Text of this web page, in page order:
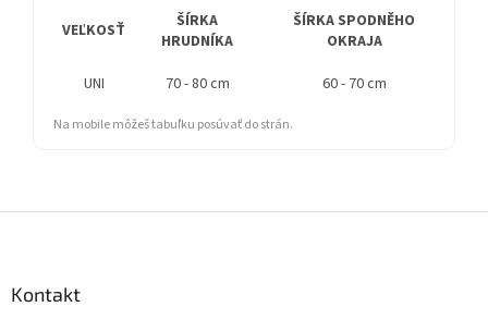
VEĽKOSŤ
ŠÍRKA
HRUDNÍKA
ŠÍRKA SPODNĚHO
OKRAJA
UNI
70 - 80 cm 60 - 70 cm
Na mobile môžeš tabuľku posúvať do strán.
Kontakt